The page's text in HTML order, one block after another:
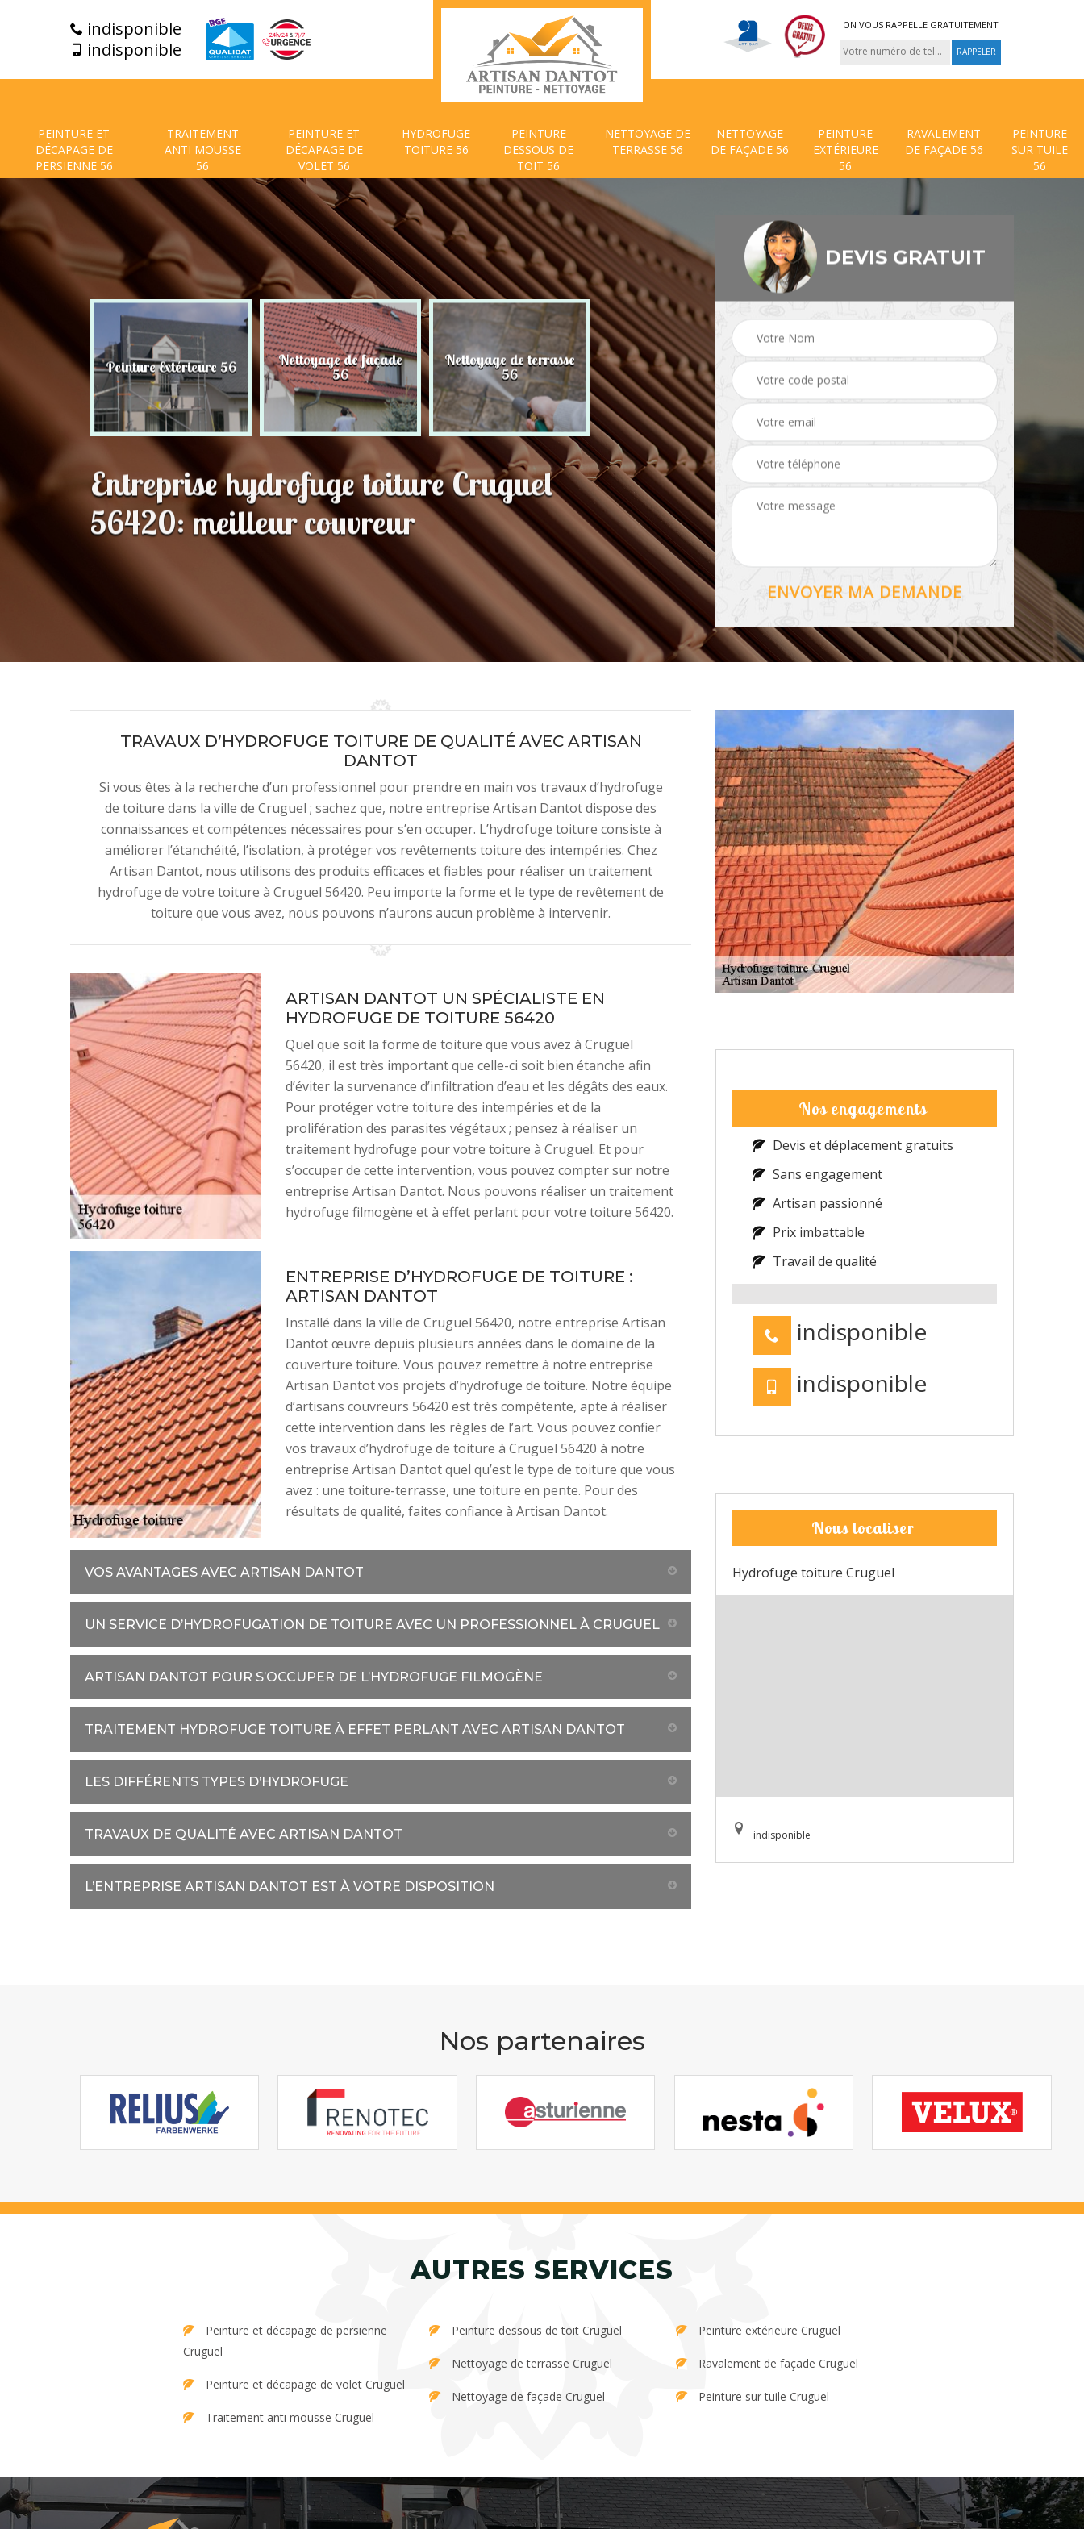
indisponible
indisponible
ON VOUS RAPPELLE GRATUITEMENT
PEINTURE ET
DÉCAPAGE DE
PERSIENNE 56
TRAITEMENT
ANTI MOUSSE
56
PEINTURE ET
DÉCAPAGE DE
VOLET 56
HYDROFUGE
TOITURE 56
PEINTURE
DESSOUS DE
TOIT 56
NETTOYAGE DE
TERRASSE 56
NETTOYAGE
DE FAÇADE 56
PEINTURE
EXTÉRIEURE
56
RAVALEMENT
DE FAÇADE 56
PEINTURE
SUR TUILE
56
de facade Peinture Extérieure 56 Nettoyage de façade
56
Nettoyage de terrasse
56
Peinture dessous de
toit 56 Hydrofuge toiture 56 Traitement anti
Entreprise hydrofuge toiture Cruguel
56420: meilleur couvreur
DEVIS GRATUIT
TRAVAUX D’HYDROFUGE TOITURE DE QUALITÉ AVEC ARTISAN
DANTOT
Si vous êtes à la recherche d’un professionnel pour prendre en main vos travaux d’hydrofuge
de toiture dans la ville de Cruguel ; sachez que, notre entreprise Artisan Dantot dispose des
connaissances et compétences nécessaires pour s’en occuper. L’hydrofuge toiture consiste à
améliorer l’étanchéité, l’isolation, à protéger vos revêtements toiture des intempéries. Chez
Artisan Dantot, nous utilisons des produits efficaces et fiables pour réaliser un traitement
hydrofuge de votre toiture à Cruguel 56420. Peu importe la forme et le type de revêtement de
toiture que vous avez, nous pouvons n’aurons aucun problème à intervenir.
ARTISAN DANTOT UN SPÉCIALISTE EN
HYDROFUGE DE TOITURE 56420
Quel que soit la forme de toiture que vous avez à Cruguel
56420, il est très important que celle-ci soit bien étanche afin
d’éviter la survenance d’infiltration d’eau et les dégâts des eaux.
Pour protéger votre toiture des intempéries et de la
prolifération des parasites végétaux ; pensez à réaliser un
traitement hydrofuge pour votre toiture à Cruguel. Et pour
s’occuper de cette intervention, vous pouvez compter sur notre
entreprise Artisan Dantot. Nous pouvons réaliser un traitement
hydrofuge filmogène et à effet perlant pour votre toiture 56420.
ENTREPRISE D’HYDROFUGE DE TOITURE :
ARTISAN DANTOT
Installé dans la ville de Cruguel 56420, notre entreprise Artisan
Dantot œuvre depuis plusieurs années dans le domaine de la
couverture toiture. Vous pouvez remettre à notre entreprise
Artisan Dantot vos projets d’hydrofuge de toiture. Notre équipe
d’artisans couvreurs 56420 est très compétente, apte à réaliser
cette intervention dans les règles de l’art. Vous pouvez confier
vos travaux d’hydrofuge de toiture à Cruguel 56420 à notre
entreprise Artisan Dantot quel qu’est le type de toiture que vous
avez : une toiture-terrasse, une toiture en pente. Pour des
résultats de qualité, faites confiance à Artisan Dantot.
VOS AVANTAGES AVEC ARTISAN DANTOT
UN SERVICE D’HYDROFUGATION DE TOITURE AVEC UN PROFESSIONNEL À CRUGUEL
ARTISAN DANTOT POUR S’OCCUPER DE L’HYDROFUGE FILMOGÈNE
TRAITEMENT HYDROFUGE TOITURE À EFFET PERLANT AVEC ARTISAN DANTOT
LES DIFFÉRENTS TYPES D’HYDROFUGE
TRAVAUX DE QUALITÉ AVEC ARTISAN DANTOT
L’ENTREPRISE ARTISAN DANTOT EST À VOTRE DISPOSITION
Nos engagements
Devis et déplacement gratuits
Sans engagement
Artisan passionné
Prix imbattable
Travail de qualité
indisponible
indisponible
Nous localiser
Hydrofuge toiture Cruguel
indisponible
Nos partenaires
AUTRES SERVICES
Cruguel
Peinture et décapage de volet Cruguel
Traitement anti mousse Cruguel
Peinture dessous de toit Cruguel
Nettoyage de terrasse Cruguel
Nettoyage de façade Cruguel
Peinture extérieure Cruguel
Ravalement de façade Cruguel
Peinture sur tuile Cruguel